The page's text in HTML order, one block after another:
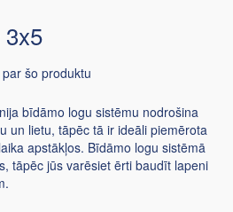
3x5
šo produktu
bīdāmo logu sistēmu nodrošina
un lietu, tāpēc tā ir ideāli piemērota
apstākļos. Bīdāmo logu sistēmā
tāpēc jūs varēsiet ērti baudīt lapeni